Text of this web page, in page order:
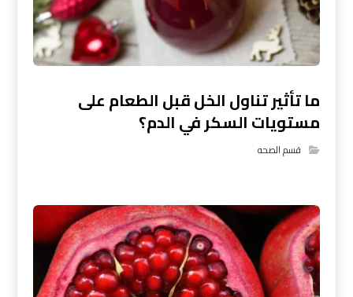
ما تأثير تناول الخل قبل الطعام على
مستويات السكر في الدم؟
قسم الصحه